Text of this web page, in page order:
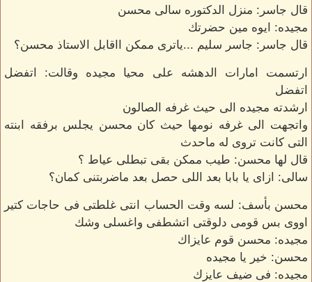
قال جاسر: منزل الدكتوره سالى محسن
مجيده: ايوه مين حضرتك
قال جاسر: جاسر سليم ...ياترى ممكن ااقابل الاستاذ محسن؟
ارتسمت امارات الدهشه على محيا مجيده وقالت: اتفضل
اتفضل
ارشدته مجيده الى حيث غرفه الصالون
واتجهت الى غرفه نومها حيث كان محسن يجلس برفقه ابنته
التى كانت تروى له ماحدث
قال لها محسن: طيب ممكن بقى تبطلى عياط ؟
سالى: ازاى يا بابا بعد اللى حصل بعد ماضربتنى كمان؟
محسن بأسف: لسه وقت الحساب انتى غلطتى فى حاجات كتير
اووى بس قومى دلوقتى اتشطفى واغسلى وشك
مجيده: محسن قوم عايزاك
محسن: خير يا مجيده
مجيده: فى ضيف عايزك